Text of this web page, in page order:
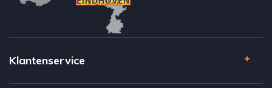
Klantenservice